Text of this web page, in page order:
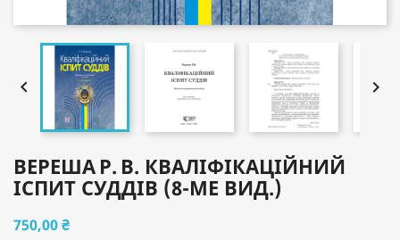
 
ВЕРЕША Р. В. КВАЛІФІКАЦІЙНИЙ
ІСПИТ СУДДІВ (8-МЕ ВИД.)
750,00 ₴